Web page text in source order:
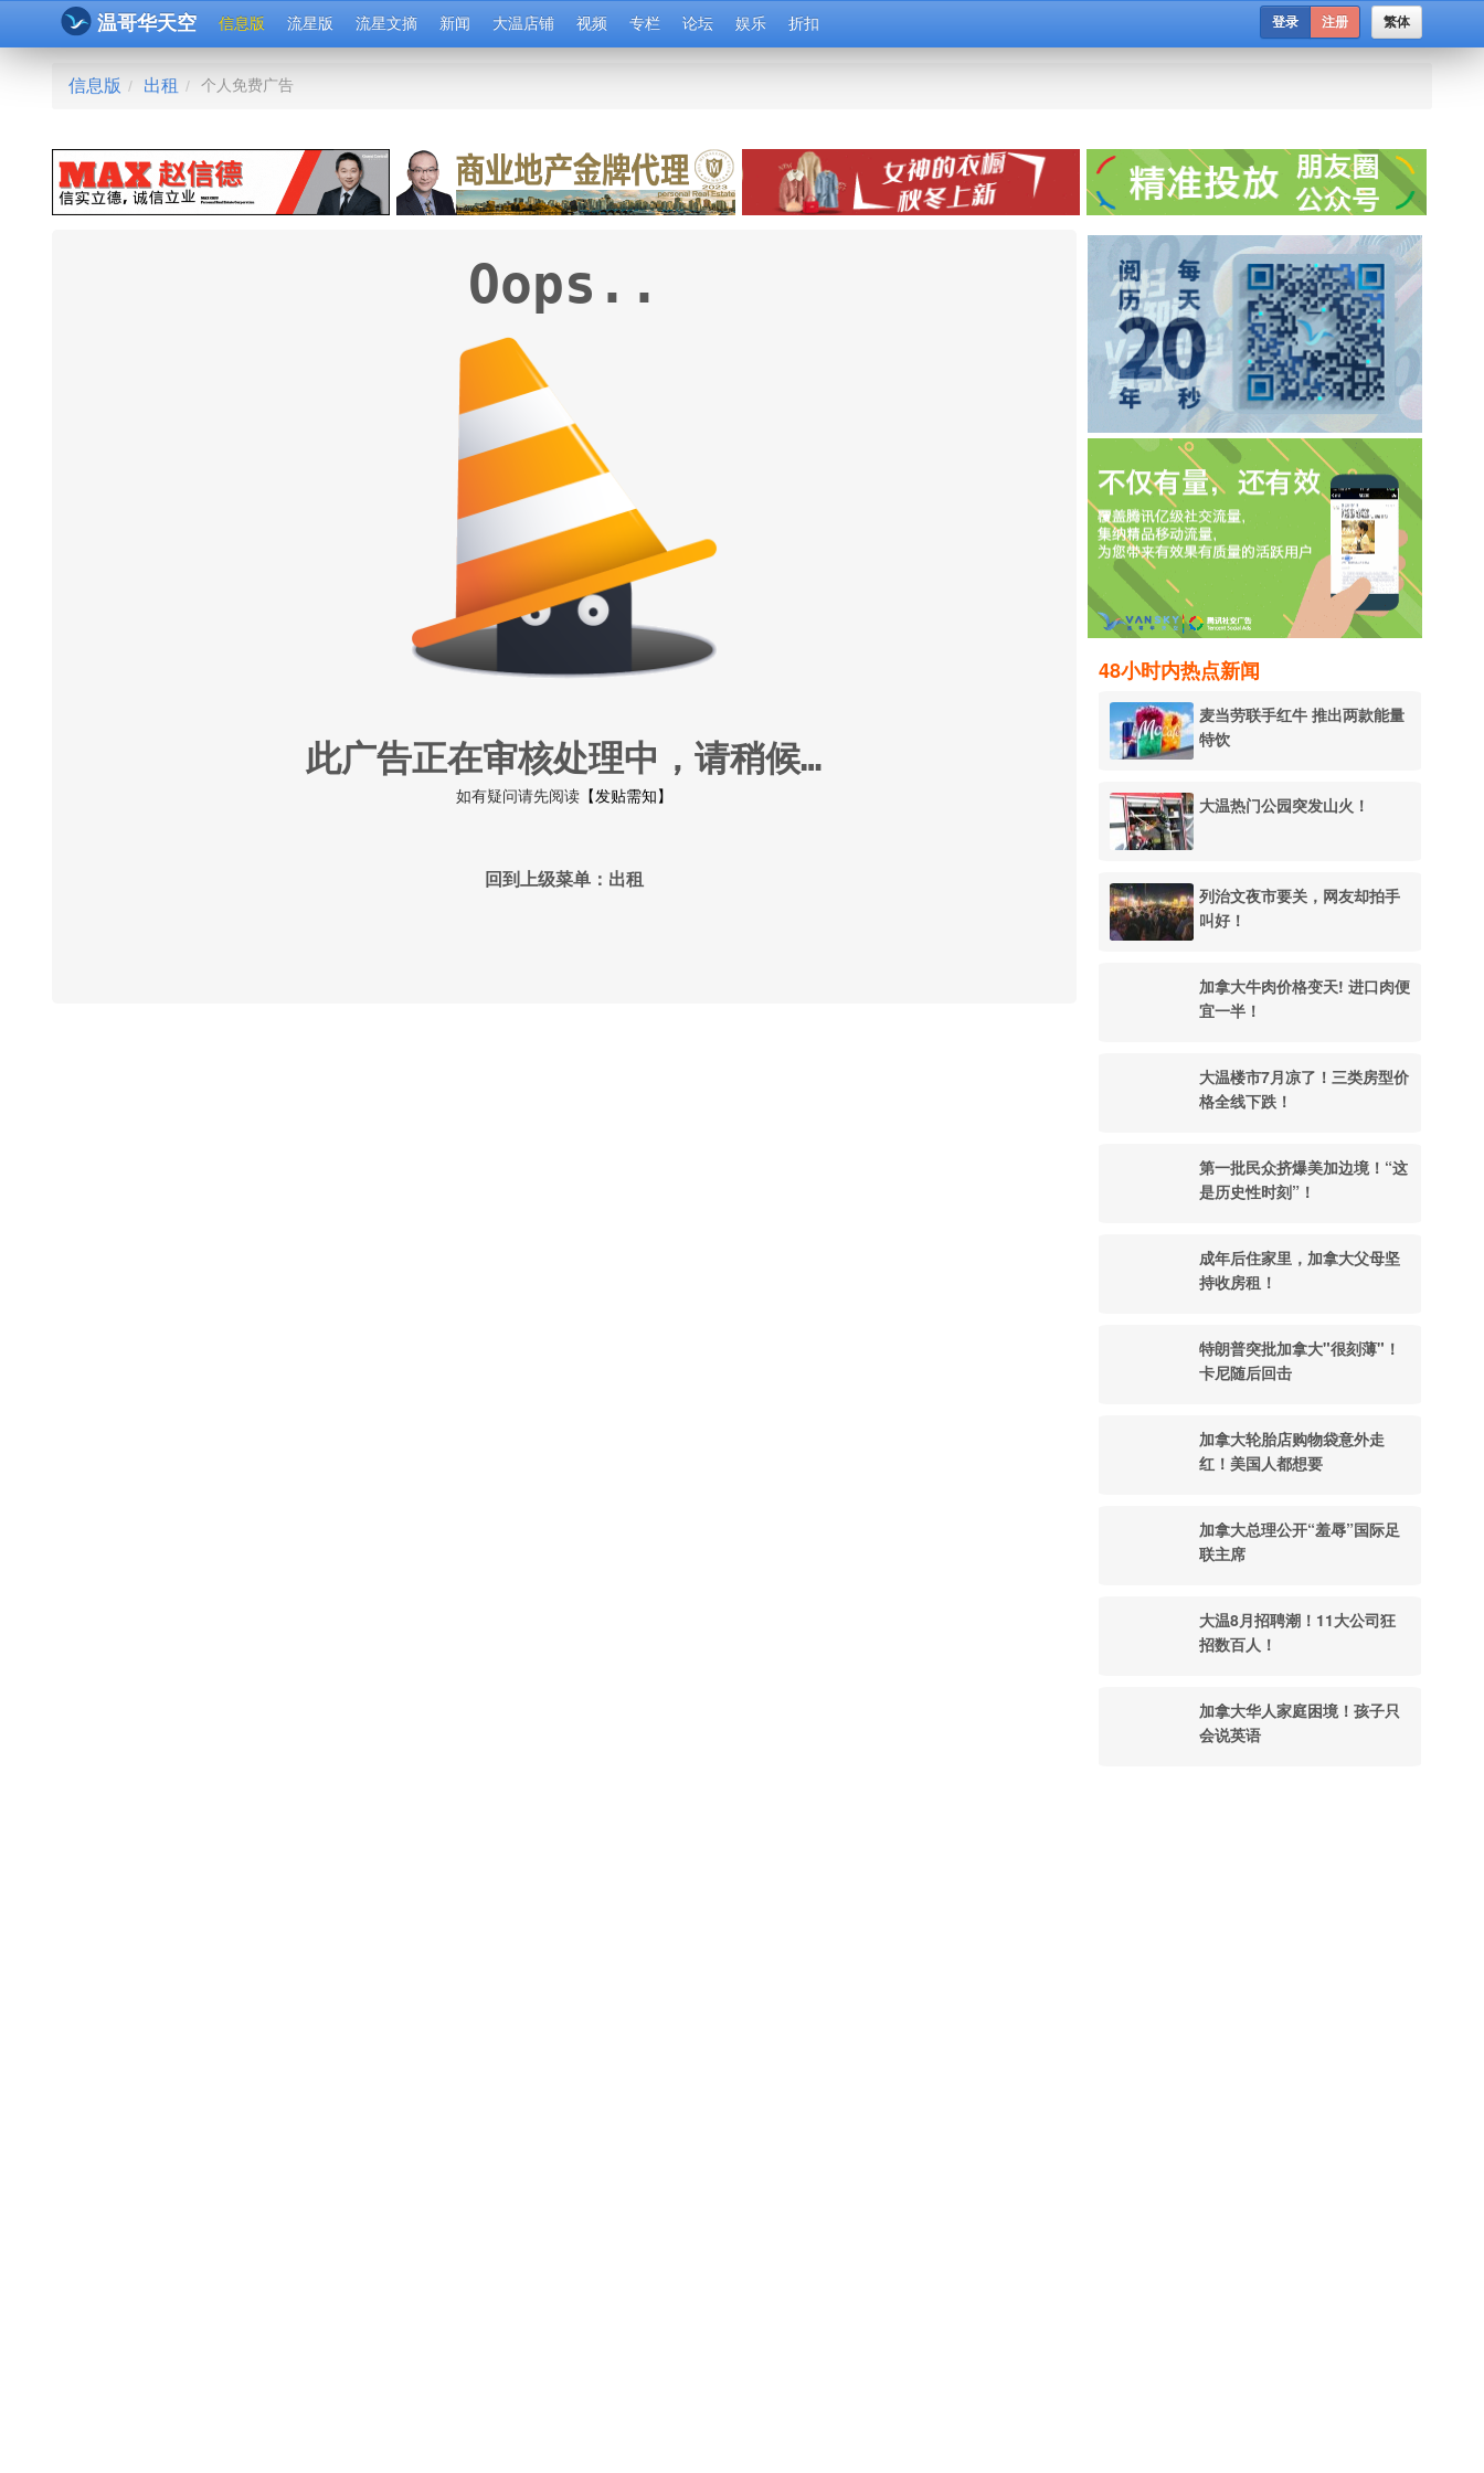
温哥华天空 信息版 流星版 流星文摘 新闻 大温店铺 视频 专栏 论坛 娱乐 折扣 繁体
登录 注册
信息版 / 出租 / 个人免费广告
48小时内热点新闻
麦当劳联手红牛 推出两款能量
特饮
大温热门公园突发山火！
列治文夜市要关，网友却拍手
叫好！
加拿大牛肉价格变天! 进口肉便
宜一半！
大温楼市7月凉了！三类房型价
格全线下跌！
第一批民众挤爆美加边境！“这
是历史性时刻”！
成年后住家里，加拿大父母坚
持收房租！
特朗普突批加拿大"很刻薄"！
卡尼随后回击
加拿大轮胎店购物袋意外走
红！美国人都想要
加拿大总理公开“羞辱”国际足
联主席
大温8月招聘潮！11大公司狂
招数百人！
加拿大华人家庭困境！孩子只
会说英语
Oops..
此广告正在审核处理中，请稍候…
如有疑问请先阅读【发贴需知】
回到上级菜单：出租